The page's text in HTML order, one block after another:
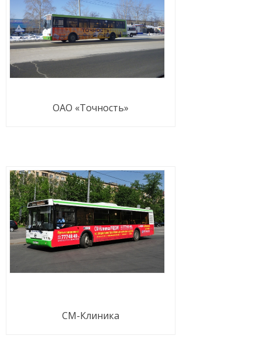
ОАО «Точность»
СМ-Клиника